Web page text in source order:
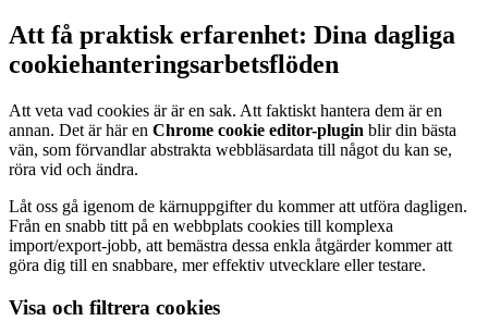
Att få praktisk erfarenhet: Dina dagliga
cookiehanteringsarbetsflöden
Att veta vad cookies är är en sak. Att faktiskt hantera dem är en
annan. Det är här en Chrome cookie editor-plugin blir din bästa
vän, som förvandlar abstrakta webbläsardata till något du kan se,
röra vid och ändra.
Låt oss gå igenom de kärnuppgifter du kommer att utföra dagligen.
Från en snabb titt på en webbplats cookies till komplexa
import/export-jobb, att bemästra dessa enkla åtgärder kommer att
göra dig till en snabbare, mer effektiv utvecklare eller testare.
Visa och filtrera cookies